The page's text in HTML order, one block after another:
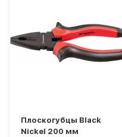
Плоскогубцы Black
Nickel 200 мм